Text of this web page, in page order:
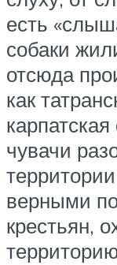
есть
собаки
отсюда
как
чувачи
верными
крестьян,